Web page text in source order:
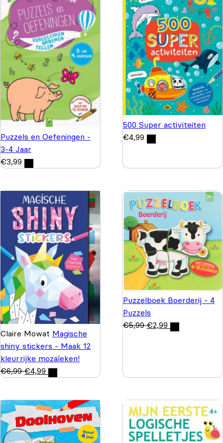
Puzzels en Oefeningen -
3-4 Jaar
€3,99
500 Super activiteiten
€4,99
Claire Mowat Magische
shiny stickers - Maak 12
kleurrijke mozaïeken!
€6,99 €4,99
Puzzelboek Boerderij - 4
Puzzels
€5,99 €2,99